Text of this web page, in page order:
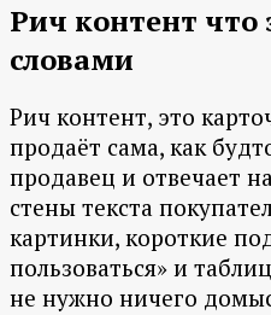
Рич контент
словами
Рич контент, это
продаёт сама, как
продавец и отвечает
стены текста
картинки, короткие
пользоваться» и
не нужно ничего